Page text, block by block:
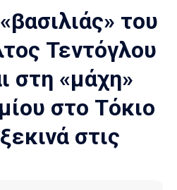
του
Τεντόγλου
στη «μάχη»
στο Τόκιο
στις